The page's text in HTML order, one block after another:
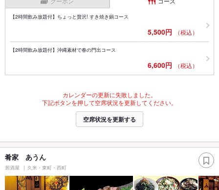
【2時間飲み放題付】ちょっと贅沢! すき焼き鍋コース
5,500円 （税込）
【2時間飲み放題付】沖縄素材で春の門出コース
6,600円 （税込）
カレンダーの更新に失敗しました。
下記ボタンを押して空席状況を更新してください。
空席状況を更新する
肴家 あうん
居酒屋 久米・東町・西町